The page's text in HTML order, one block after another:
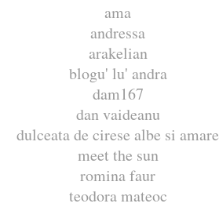
ama
andressa
arakelian
blogu' lu' andra
dam167
dan vaideanu
dulceata de cirese albe si amare
meet the sun
romina faur
teodora mateoc